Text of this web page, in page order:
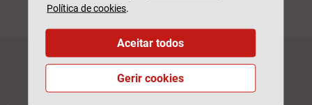
Política de cookies.
Gerir cookies
Aceitar todos